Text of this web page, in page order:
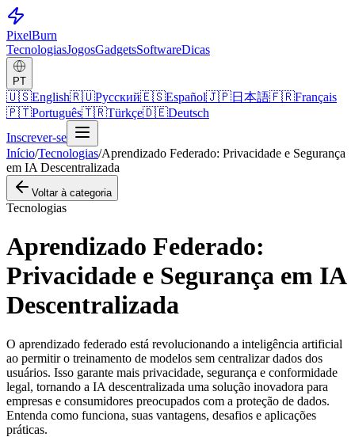
PixelBurn
TecnologiasJogosGadgetsSoftwareDicas
PT
🇺🇸English🇷🇺Русский🇪🇸Español🇯🇵日本語🇫🇷Français
🇵🇹Português🇹🇷Türkçe🇩🇪Deutsch
Inscrever-se
Início/Tecnologias/Aprendizado Federado: Privacidade e Segurança
em IA Descentralizada
Voltar à categoria
Tecnologias
Aprendizado Federado:
Privacidade e Segurança em IA
Descentralizada
O aprendizado federado está revolucionando a inteligência artificial
ao permitir o treinamento de modelos sem centralizar dados dos
usuários. Isso garante mais privacidade, segurança e conformidade
legal, tornando a IA descentralizada uma solução inovadora para
empresas e consumidores preocupados com a proteção de dados.
Entenda como funciona, suas vantagens, desafios e aplicações
práticas.